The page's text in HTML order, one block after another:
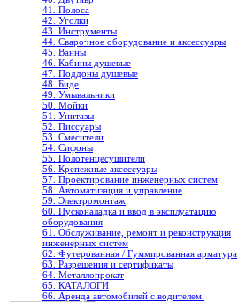
41. Полоса
42. Уголки
43. Инструменты
44. Сварочное оборудование и аксессуары
45. Ванны
46. Кабины душевые
47. Поддоны душевые
48. Биде
49. Умывальники
50. Мойки
51. Унитазы
52. Писсуары
53. Смесители
54. Сифоны
55. Полотенцесушители
56. Крепежные аксессуары
57. Проектирование инженерных систем
58. Автоматизация и управление
59. Электромонтаж
60. Пусконаладка и ввод в эксплуатацию
оборудования
61. Обслуживание, ремонт и реконструкция
инженерных систем
62. Футерованная / Гуммированная арматура
63. Разрешения и сертификаты
64. Металлопрокат
65. КАТАЛОГИ
66. Аренда автомобилей с водителем.